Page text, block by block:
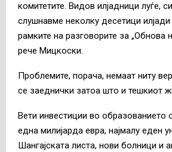
комитетите. Видов илјадници луѓе,
слушнавме неколку десетици
рамките на разговорите за „Обнова
рече Мицкоски.
Проблемите, порача, немаат ниту
се заеднички затоа што и тешкиот
Вети инвестиции во образованието
една милијарда евра, најмалу еден
Шангајската листа, нови болници и